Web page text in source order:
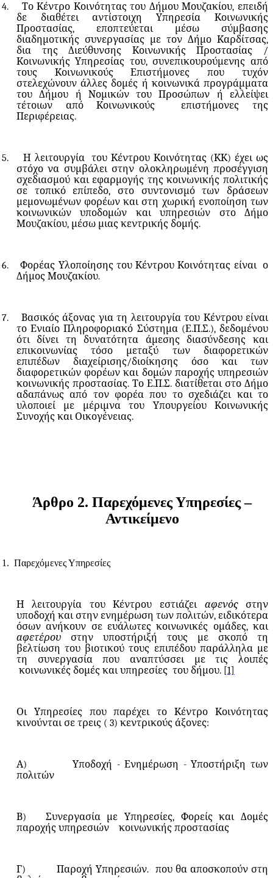
4.
Το Κέντρο Κοινότητας του Δήμου Μουζακίου, επειδή
δε διαθέτει αντίστοιχη Υπηρεσία Κοινωνικής
Προστασίας, εποπτεύεται μέσω σύμβασης
διαδημοτικής συνεργασίας με τον Δήμο Καρδίτσας,
δια της Διεύθυνσης Κοινωνικής Προστασίας /
Κοινωνικής Υπηρεσίας του, συνεπικουρούμενης από
τους Κοινωνικούς Επιστήμονες που τυχόν
στελεχώνουν άλλες δομές ή κοινωνικά προγράμματα
του Δήμου ή Νομικών του Προσώπων ή ελλείψει
τέτοιων από Κοινωνικούς
επιστήμονες της
Περιφέρειας.
5. Η λειτουργία
του Κέντρου Κοινότητας (ΚΚ) έχει ως
στόχο να συμβάλει στην ολοκληρωμένη προσέγγιση
σχεδιασμού και εφαρμογής της κοινωνικής πολιτικής
σε τοπικό επίπεδο, στο συντονισμό των δράσεων
μεμονωμένων φορέων και στη χωρική ενοποίηση των
κοινωνικών υποδομών και υπηρεσιών στο Δήμο
Μουζακίου, μέσω μιας κεντρικής δομής.
6. Φορέας Υλοποίησης του Κέντρου Κοινότητας είναι ο
Δήμος Μουζακίου.
7.
Βασικός άξονας για τη λειτουργία του Κέντρου είναι
το Ενιαίο Πληροφοριακό Σύστημα (Ε.Π.Σ.), δεδομένου
ότι δίνει τη δυνατότητα άμεσης διασύνδεσης και
επικοινωνίας τόσο μεταξύ των διαφορετικών
επιπέδων διαχείρισης/διοίκησης όσο και των
διαφορετικών φορέων και δομών παροχής υπηρεσιών
κοινωνικής προστασίας. Το Ε.Π.Σ. διατίθεται στο Δήμο
αδαπάνως από τον φορέα που το σχεδιάζει και το
υλοποιεί με μέριμνα του Υπουργείου Κοινωνικής
Συνοχής και Οικογένειας.
Άρθρο 2. Παρεχόμενες Υπηρεσίες –
Αντικείμενο
1. Παρεχόμενες Υπηρεσίες
Η λειτουργία του Κέντρου εστιάζει αφενόςστην
υποδοχή και στην ενημέρωση των πολιτών, ειδικότερα
όσων ανήκουν σε ευάλωτες κοινωνικές ομάδες, και
αφετέρου στην υποστήριξή τους με σκοπό τη
βελτίωση του βιοτικού τους επιπέδου παράλληλα με
τη συνεργασία που αναπτύσσει με τις λοιπές
κοινωνικές δομές και υπηρεσίες του δήμου. [1]
Οι Υπηρεσίες που παρέχει το Κέντρο Κοινότητας
κινούνται σε τρεις ( 3) κεντρικούς άξονες:
Α)
Υποδοχή - Ενημέρωση - Υποστήριξη των
πολιτών
Β)
Συνεργασία με Υπηρεσίες, Φορείς και Δομές
παροχής υπηρεσιών
κοινωνικής προστασίας
Γ) Παροχή Υπηρεσιών.
που θα αποσκοπούν στη